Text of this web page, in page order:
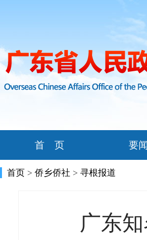
首 页 要
首页 > 侨乡侨社 > 寻根报道
广东